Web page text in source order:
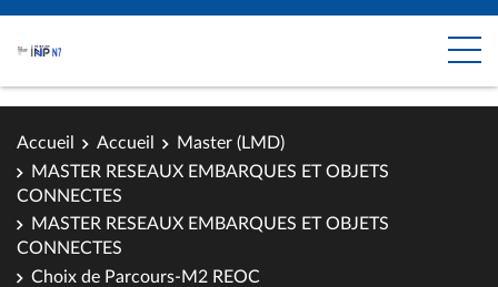
Accueil Accueil
Master (LMD)
MASTER RESEAUX EMBARQUES ET OBJETS
CONNECTES
MASTER RESEAUX EMBARQUES ET OBJETS
CONNECTES
Choix de Parcours-M2 REOC